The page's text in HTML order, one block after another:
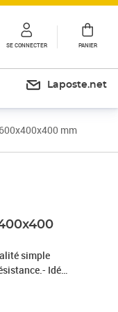
SE CONNECTER PANIER
Laposte.net
mm
simple
Idéal